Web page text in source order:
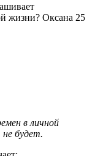
жизни? Оксана 25
в личной
будет.